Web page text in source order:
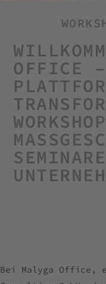
OFFICE
EMINARE
Bei Malyga Office,